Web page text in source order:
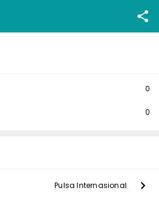
0
0
Pulsa Internasional